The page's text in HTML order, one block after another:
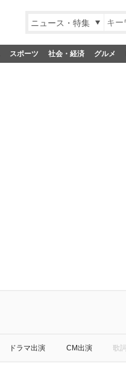
ニュース・特集
スポーツ 社会・経済 グルメ
ドラマ出演 CM出演 歌詞